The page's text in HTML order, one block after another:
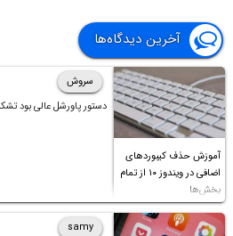
آخرین دیدگاه‌ها
آموزش حذف کیبوردهای
اضافی در ویندوز ۱۰ از تمام
بخش‌ها
سروش
دستور پاورشل عالی بود
samy